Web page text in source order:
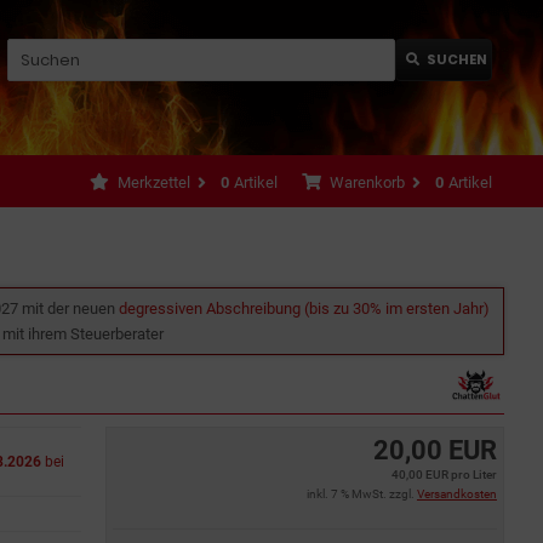
SUCHEN
Warenkorb 0 Artikel
Merkzettel 0 Artikel
mit der neuen degressiven Abschreibung (bis zu 30% im ersten Jahr)
ihrem Steuerberater
20,00 EUR
40,00 EUR pro Liter
inkl. 7 % MwSt. zzgl. Versandkosten
bei